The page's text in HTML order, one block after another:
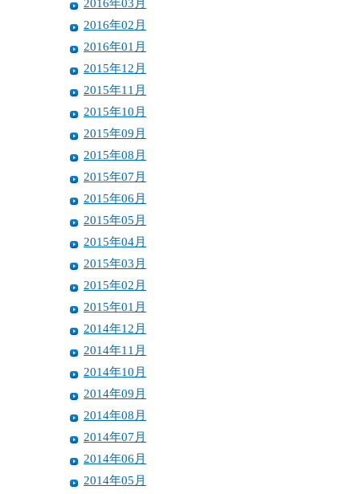
2016年03月
2016年02月
2016年01月
2015年12月
2015年11月
2015年10月
2015年09月
2015年08月
2015年07月
2015年06月
2015年05月
2015年04月
2015年03月
2015年02月
2015年01月
2014年12月
2014年11月
2014年10月
2014年09月
2014年08月
2014年07月
2014年06月
2014年05月